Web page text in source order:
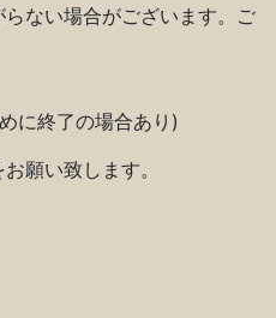
ない場合がございます。ご
に終了の場合あり)
願い致します。